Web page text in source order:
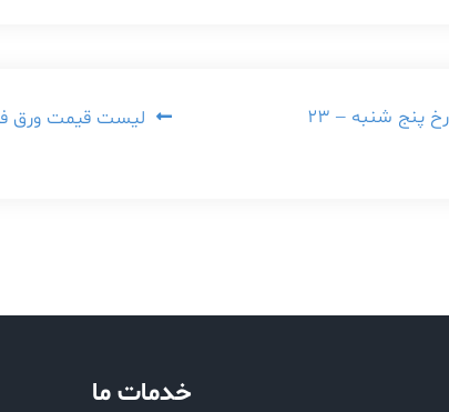
لیست قیمت ورق فرمینگ مورخ پنج شنبه – ۲۳
خدمات ما